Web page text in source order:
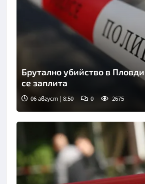
Снимка: goggle
Брутално убийство в
се заплита
06 август | 8:50 0 2675